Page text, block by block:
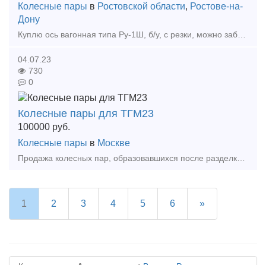
Колесные пары в Ростовской области, Ростове-на-
Дону
04.07.23
730
0
Колесные пары для ТГМ23
100000 руб.
Колесные пары в Москве
1 2 3 4 5 6 »